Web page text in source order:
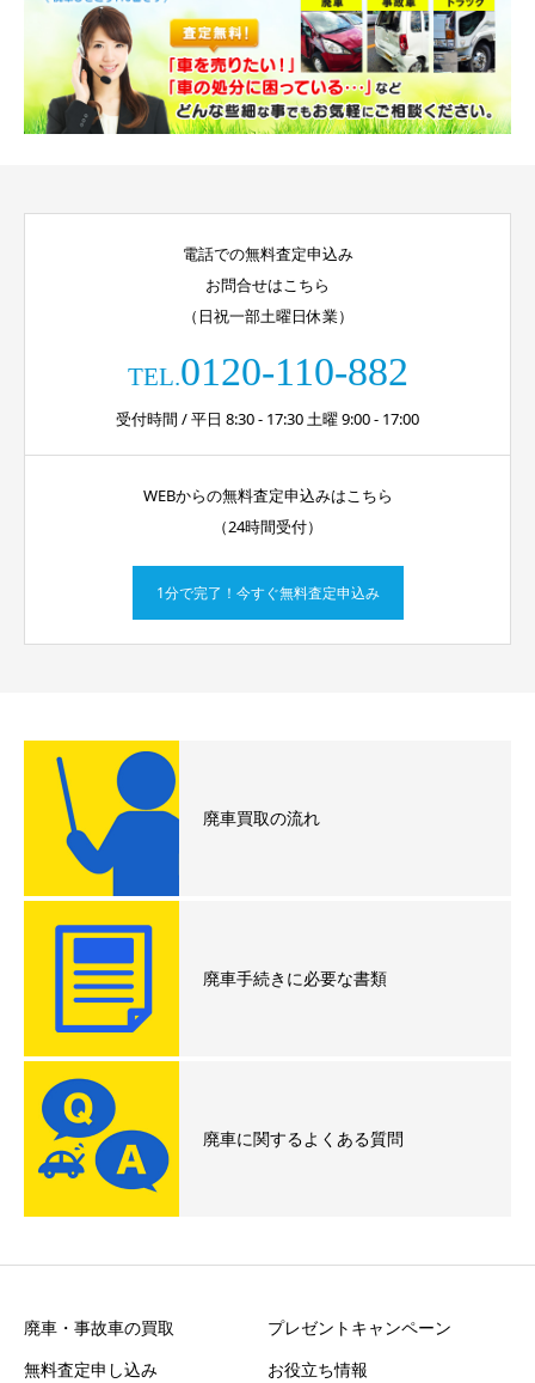
電話での無料査定申込み
お問合せはこちら
（日祝一部土曜日休業）
TEL.0120-110-882
受付時間 / 平日 8:30 - 17:30 土曜 9:00 - 17:00
WEBからの無料査定申込みはこちら
（24時間受付）
1分で完了！今すぐ無料査定申込み
廃車買取の流れ
廃車手続きに必要な書類
廃車に関するよくある質問
廃車・事故車の買取
プレゼントキャンペーン
無料査定申し込み
お役立ち情報